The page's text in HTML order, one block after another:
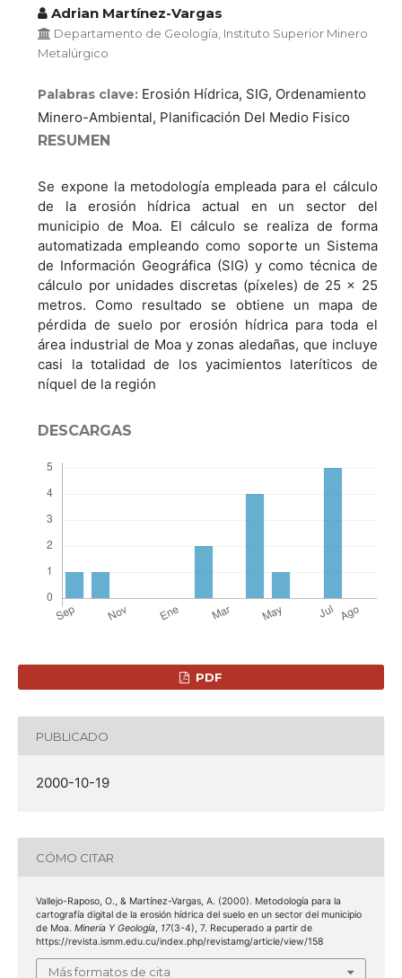
Adrian Martínez-Vargas
Departamento de Geología, Instituto Superior Minero
Metalúrgico
Palabras clave: Erosión Hídrica, SIG, Ordenamiento
Minero-Ambiental, Planificación Del Medio Fisico
RESUMEN
Se expone la metodología empleada para el cálculo
de la erosión hídrica actual en un sector del
municipio de Moa. El cálculo se realiza de forma
automatizada empleando como soporte un Sistema
de Información Geográfica (SIG) y como técnica de
cálculo por unidades discretas (píxeles) de 25 x 25
metros. Como resultado se obtiene un mapa de
pérdida de suelo por erosión hídrica para toda el
área industrial de Moa y zonas aledañas, que incluye
casi la totalidad de los yacimientos lateríticos de
níquel de la región
DESCARGAS
PDF
PUBLICADO
2000-10-19
CÓMO CITAR
Vallejo-Raposo, O., & Martínez-Vargas, A. (2000). Metodología para la
cartografía digital de la erosión hídrica del suelo en un sector del municipio
de Moa. Minería Y Geología, 17(3-4), 7. Recuperado a partir de
https://revista.ismm.edu.cu/index.php/revistamg/article/view/158
Más formatos de cita